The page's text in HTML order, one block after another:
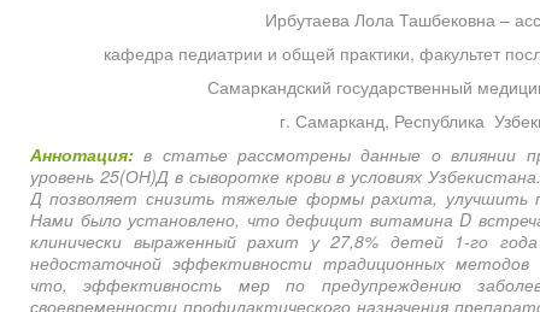
Ирбутаева Лола Ташбековна –
кафедра педиатрии и общей практики, факультет
Самаркандский государственный
г. Самарканд, Республика
Аннотация: в статье рассмотрены данные о влиянии
уровень 25(ОН)Д в сыворотке крови в условиях
Д позволяет снизить тяжелые формы рахита, улучшить
Нами было установлено, что дефицит витамина D
клинически выраженный рахит у 27,8% детей 1-го
недостаточной эффективности традиционных
что, эффективность мер по предупреждению
своевременности профилактического назначения